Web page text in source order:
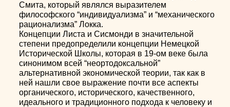
Смита, который являлся выразителем
философского “индивидуализма” и “механического
рационализма” Локка.
Концепции Листа и Сисмонди в значительной
степени предопределили концепции Немецкой
Исторической Школы, которая в 19-ом веке была
синонимом всей “неортодоксальной”
альтернативной экономической теории, так как в
ней нашли свое выражение почти все аспекты
органического, исторического, качественного,
идеального и традиционного подхода к человеку и